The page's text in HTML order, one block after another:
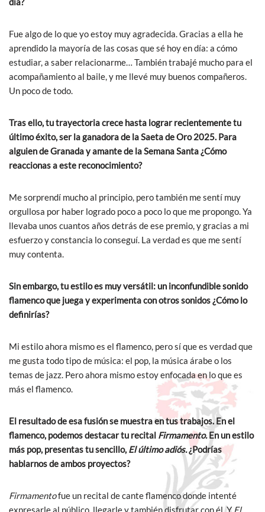
Fue algo de lo que yo estoy muy agradecida. Gracias a ella he
aprendido la mayoría de las cosas que sé hoy en día: a cómo
estudiar, a saber relacionarme… También trabajé mucho para el
acompañamiento al baile, y me llevé muy buenos compañeros.
Un poco de todo.
Tras ello, tu trayectoria crece hasta lograr recientemente tu
último éxito, ser la ganadora de la Saeta de Oro 2025. Para
alguien de Granada y amante de la Semana Santa ¿Cómo
reaccionas a este reconocimiento?
Me sorprendí mucho al principio, pero también me sentí muy
orgullosa por haber logrado poco a poco lo que me propongo. Ya
llevaba unos cuantos años detrás de ese premio, y gracias a mi
esfuerzo y constancia lo conseguí. La verdad es que me sentí
muy contenta.
Sin embargo, tu estilo es muy versátil: un inconfundible sonido
flamenco que juega y experimenta con otros sonidos ¿Cómo lo
definirías?
Mi estilo ahora mismo es el flamenco, pero sí que es verdad que
me gusta todo tipo de música: el pop, la música árabe o los
temas de jazz. Pero ahora mismo estoy enfocada en lo que es
más el flamenco.
El resultado de esa fusión se muestra en tus trabajos. En el
flamenco, podemos destacar tu recital Firmamento.En un estilo
más pop, presentas tu sencillo, El último adiós.¿Podrías
hablarnos de ambos proyectos?
Firmamentofue un recital de cante flamenco donde intenté
expresarle al público, llegarle y también disfrutar con él. Y El